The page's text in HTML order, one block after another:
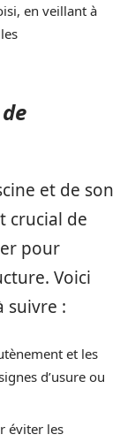
en veillant à
et de son
crucial de
pour
Voici
suivre :
et les
d’usure ou
éviter les